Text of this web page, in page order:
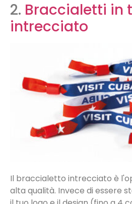
2. Braccialetti in
intrecciato
Il braccialetto intrecciato è
alta qualità. Invece di essere